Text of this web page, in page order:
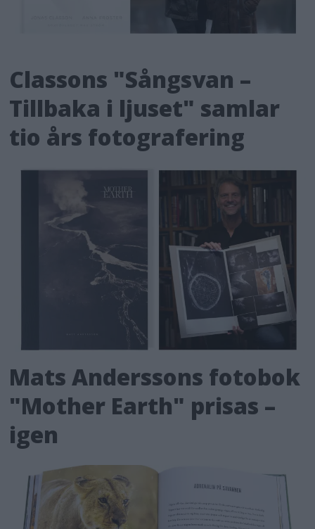
Classons "Sångsvan –
Tillbaka i ljuset" samlar
tio års fotografering
Mats Anderssons fotobok
"Mother Earth" prisas –
igen